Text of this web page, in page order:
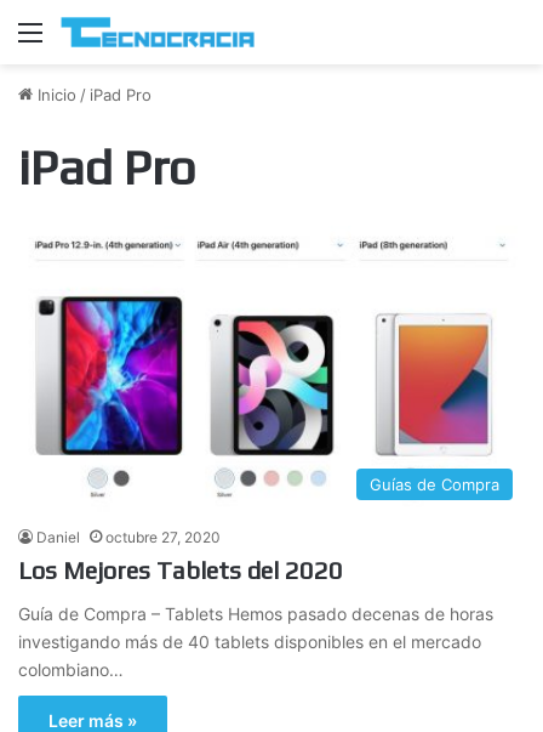
Menú
Inicio / iPad Pro
iPad Pro
Guías de Compra
Daniel octubre 27, 2020
Los Mejores Tablets del 2020
Guía de Compra – Tablets Hemos pasado decenas de horas
investigando más de 40 tablets disponibles en el mercado
colombiano…
Leer más »